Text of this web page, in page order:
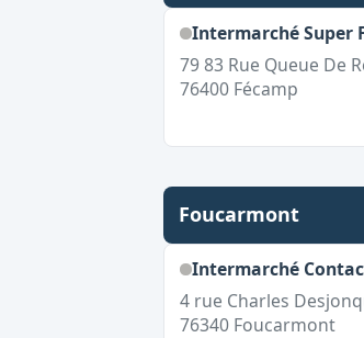
Intermarché Super
79 83 Rue Queue De
76400 Fécamp
Foucarmont
Intermarché
4 rue Charles
76340 Foucarmont